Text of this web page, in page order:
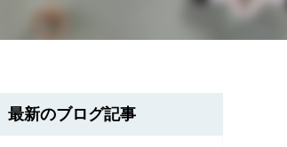
最新のブログ記事